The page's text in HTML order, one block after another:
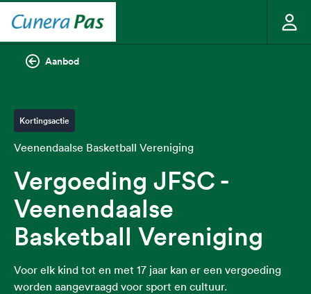
Aanbod
Kortingsactie
Veenendaalse Basketball Vereniging
Vergoeding JFSC -
Veenendaalse
Basketball Vereniging
Voor elk kind tot en met 17 jaar kan er een vergoeding
worden aangevraagd voor sport en cultuur.